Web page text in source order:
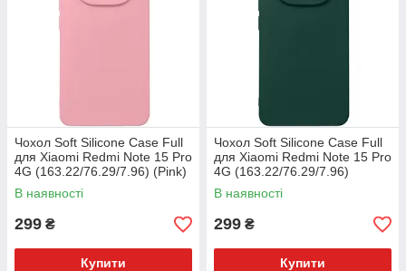
Чохол Soft Silicone Case Full
для Xiaomi Redmi Note 15 Pro
4G (163.22/76.29/7.96) (Pink)
В наявності
299 ₴
Купити
Чохол Soft Silicone Case Full
для Xiaomi Redmi Note 15 Pro
4G (163.22/76.29/7.96)
(Midnight Green)
В наявності
299 ₴
Купити